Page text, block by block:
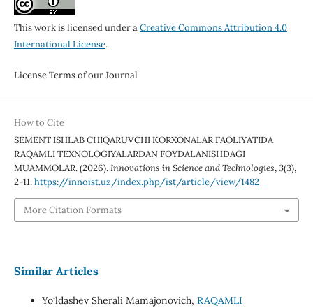
This work is licensed under aCreative Commons Attribution 4.0
International License.
License Terms of our Journal
How to Cite
SEMENT ISHLAB CHIQARUVCHI KORXONALAR FAOLIYATIDA
RAQAMLI TEXNOLOGIYALARDAN FOYDALANISHDAGI
MUAMMOLAR. (2026).Innovations in Science and Technologies,3(3),
2-11.https://innoist.uz/index.php/ist/article/view/1482
More Citation Formats
Similar Articles
Yo‘ldashev Sherali Mamajonovich, RAQAMLI